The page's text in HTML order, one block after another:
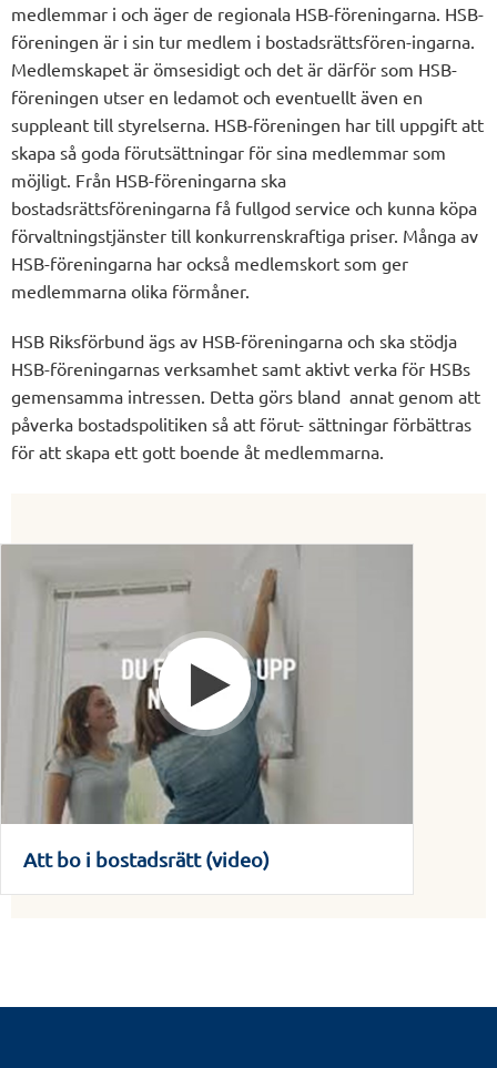
medlemmar i och äger de regionala HSB-föreningarna. HSB-
föreningen är i sin tur medlem i bostadsrättsfören-ingarna.
Medlemskapet är ömsesidigt och det är därför som HSB-
föreningen utser en ledamot och eventuellt även en
suppleant till styrelserna. HSB-föreningen har till uppgift att
skapa så goda förutsättningar för sina medlemmar som
möjligt. Från HSB-föreningarna ska
bostadsrättsföreningarna få fullgod service och kunna köpa
förvaltningstjänster till konkurrenskraftiga priser. Många av
HSB-föreningarna har också medlemskort som ger
medlemmarna olika förmåner.
HSB Riksförbund ägs av HSB-föreningarna och ska stödja
HSB-föreningarnas verksamhet samt aktivt verka för HSBs
gemensamma intressen. Detta görs bland annat genom att
påverka bostadspolitiken så att förut- sättningar förbättras
för att skapa ett gott boende åt medlemmarna.
Att bo i bostadsrätt (video)